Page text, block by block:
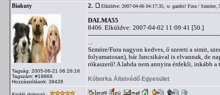
Biakuty
Tagság: 2005-06-21 06:26:16
Tagszám: #19869
Hozzászólások: 39428
2. Elküldve: 2007-04-06 04:17:35, w. gazdis! Fura / Szmöre,
DALMA55
8406. Elküldve: 2007-04-02 11:09:41 [50.]
Szmöre/Fura nagyon kedves, ő szereti a simit,
folyamatosan), bár Jancsikával is elvannak, de
rókaszerű! A labda nem annyira érdekli, inkább
Kóborka Állatvédő Egyesület